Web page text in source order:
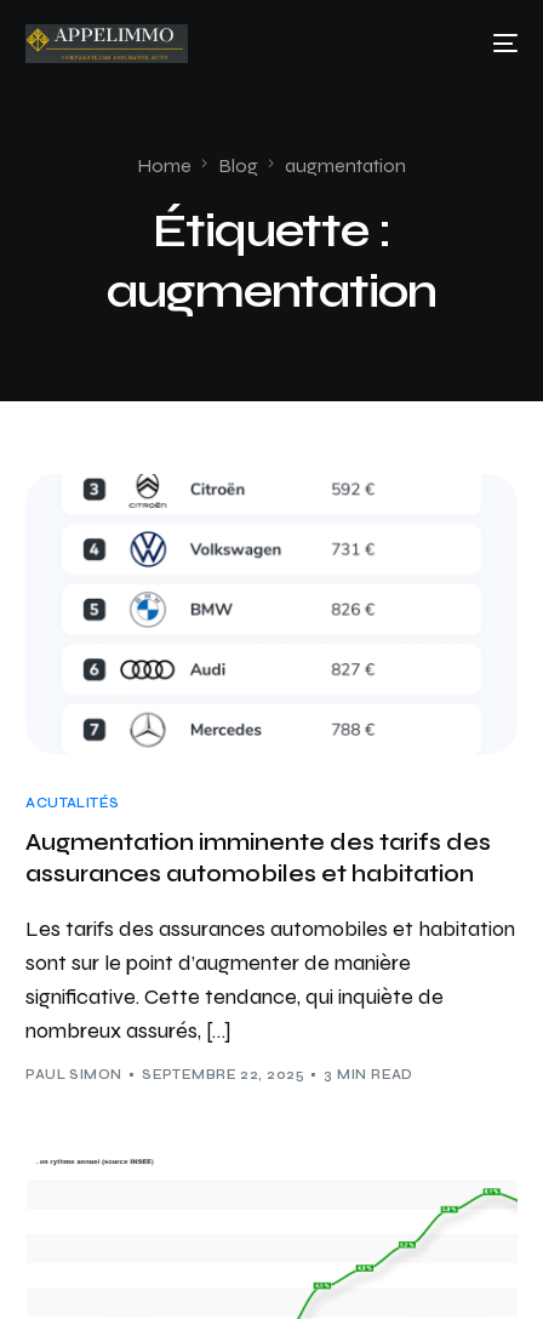
Home Blog augmentation
Étiquette :
augmentation
ACUTALITÉS
Augmentation imminente des tarifs des
assurances automobiles et habitation
Les tarifs des assurances automobiles et habitation
sont sur le point d’augmenter de manière
significative. Cette tendance, qui inquiète de
nombreux assurés, […]
PAUL SIMON SEPTEMBRE 22, 2025 3 MIN READ